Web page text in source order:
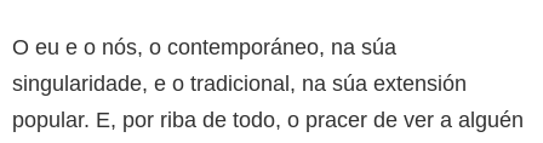
O eu e o nós, o contemporáneo, na súa
singularidade, e o tradicional, na súa extensión
popular. E, por riba de todo, o pracer de ver a alguén